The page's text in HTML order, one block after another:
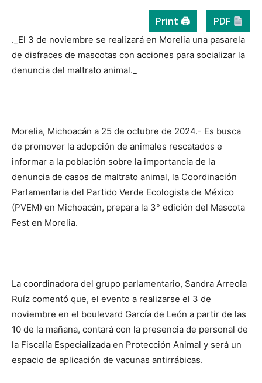
Print 🖨 PDF
._El 3 de noviembre se realizará en Morelia una pasarela
de disfraces de mascotas con acciones para socializar la
denuncia del maltrato animal._
Morelia, Michoacán a 25 de octubre de 2024.- Es busca
de promover la adopción de animales rescatados e
informar a la población sobre la importancia de la
denuncia de casos de maltrato animal, la Coordinación
Parlamentaria del Partido Verde Ecologista de México
(PVEM) en Michoacán, prepara la 3° edición del Mascota
Fest en Morelia.
La coordinadora del grupo parlamentario, Sandra Arreola
Ruíz comentó que, el evento a realizarse el 3 de
noviembre en el boulevard García de León a partir de las
10 de la mañana, contará con la presencia de personal de
la Fiscalía Especializada en Protección Animal y será un
espacio de aplicación de vacunas antirrábicas.